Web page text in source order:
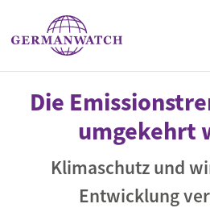
Direkt zum Inhalt
Stichwortsuche
Die
umgekehrt
Klimaschutz und
Entwicklung